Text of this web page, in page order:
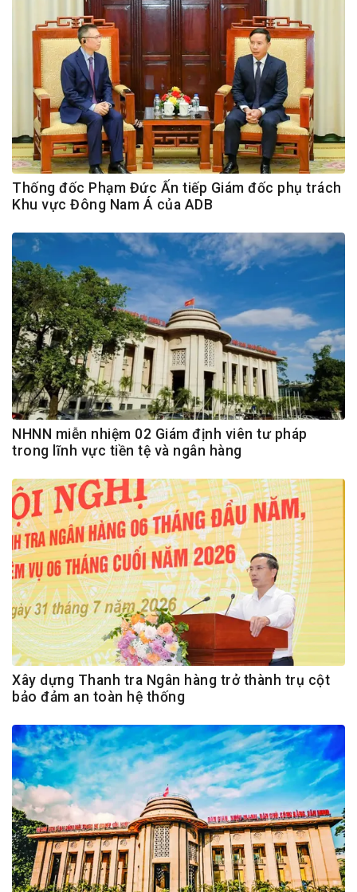
Thống đốc Phạm Đức Ấn tiếp Giám đốc phụ trách
Khu vực Đông Nam Á của ADB
NHNN miễn nhiệm 02 Giám định viên tư pháp
trong lĩnh vực tiền tệ và ngân hàng
Xây dựng Thanh tra Ngân hàng trở thành trụ cột
bảo đảm an toàn hệ thống